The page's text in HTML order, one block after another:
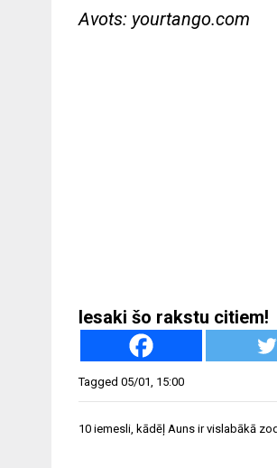
Avots: yourtango.com
Iesaki šo rakstu citiem!
Tagged 05/01 15:00
Ziņu
10 iemesli, kādēļ Auns ir vislabākā